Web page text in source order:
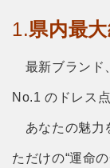
1.県内最
最新ブランド
No.1 のドレス
あなたの魅力
ただけの“運命